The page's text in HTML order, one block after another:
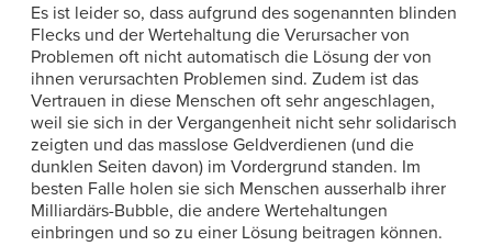
Es ist leider so, dass aufgrund des sogenannten blinden
Flecks und der Wertehaltung die Verursacher von
Problemen oft nicht automatisch die Lösung der von
ihnen verursachten Problemen sind. Zudem ist das
Vertrauen in diese Menschen oft sehr angeschlagen,
weil sie sich in der Vergangenheit nicht sehr solidarisch
zeigten und das masslose Geldverdienen (und die
dunklen Seiten davon) im Vordergrund standen. Im
besten Falle holen sie sich Menschen ausserhalb ihrer
Milliardärs-Bubble, die andere Wertehaltungen
einbringen und so zu einer Lösung beitragen können.